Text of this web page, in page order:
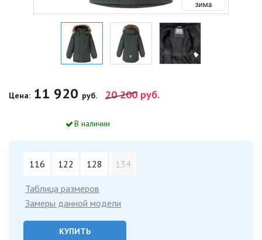
Цена: 11 920 руб. 20 200 руб.
В наличии
116 122 128 134
Таблица размеров
Замеры данной модели
КУПИТЬ